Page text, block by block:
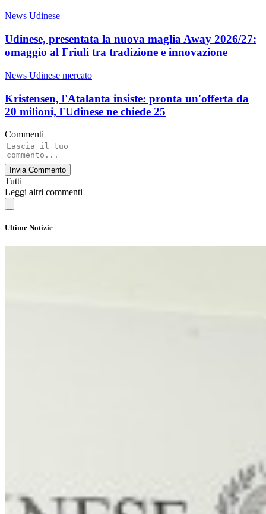
News Udinese
Udinese, presentata la nuova maglia Away 2026/27:
omaggio al Friuli tra tradizione e innovazione
News Udinese mercato
Kristensen, l'Atalanta insiste: pronta un'offerta da
20 milioni, l'Udinese ne chiede 25
Commenti
Invia Commento
Tutti
Leggi altri commenti
Ultime Notizie